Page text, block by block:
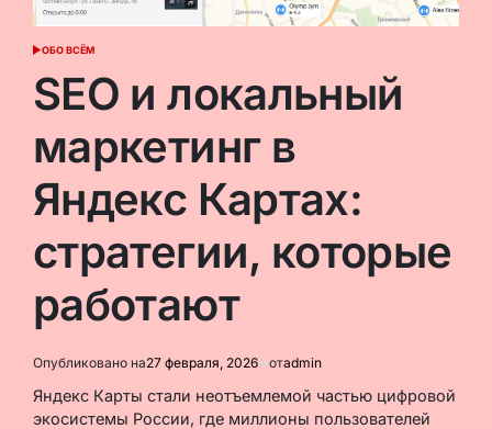
ОПУБЛИКОВАНО
ОБО ВСЁМ
SEO и локальный
маркетинг в
Яндекс Картах:
стратегии, которые
работают
Опубликовано на27 февраля, 2026 отadmin
Яндекс Карты стали неотъемлемой частью цифровой
экосистемы России, где миллионы пользователей